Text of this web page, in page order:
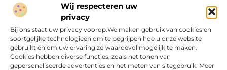
Wij respecteren uw
privacy
Bij ons staat uw privacy voorop.We maken gebruik van cookies en
soortgelijke technologieën om te begrijpen hoe u onze website
gebruikt én om uw ervaring zo waardevol mogelijk te maken.
Cookies hebben diverse functies, zoals het tonen van
gepersonaliseerde advertenties en het meten van sitegebruik. Meer
Tricorp polo's: kwaliteit en stijl voor iedere
gelegenheid
Tricorp is een bekend Nederlands merk dat zich richt
op werkkleding en bedrijfskleding. Het merk staat
bekend om zijn hoogwaardige kwaliteit en
functionaliteit, en is geliefd bij professionals in diverse